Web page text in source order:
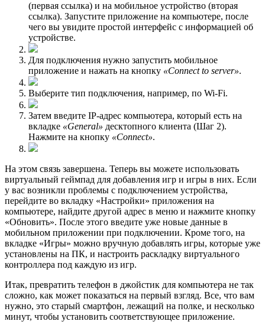
(первая ссылка) и на мобильное устройство (вторая
ссылка). Запустите приложение на компьютере, после
чего вы увидите простой интерфейс с информацией об
устройстве.
Для подключения нужно запустить мобильное
приложение и нажать на кнопку «Connect to server».
Выберите тип подключения, например, по Wi-Fi.
Затем введите IP-адрес компьютера, который есть на
вкладке «General» десктопного клиента (Шаг 2).
Нажмите на кнопку «Connect».
На этом связь завершена. Теперь вы можете использовать
виртуальный геймпад для добавления игр и игры в них. Если
у вас возникли проблемы с подключением устройства,
перейдите во вкладку «Настройки» приложения на
компьютере, найдите другой адрес в меню и нажмите кнопку
«Обновить». После этого введите уже новые данные в
мобильном приложении при подключении. Кроме того, на
вкладке «Игры» можно вручную добавлять игры, которые уже
установлены на ПК, и настроить раскладку виртуального
контроллера под каждую из игр.
Итак, превратить телефон в джойстик для компьютера не так
сложно, как может показаться на первый взгляд. Все, что вам
нужно, это старый смартфон, лежащий на полке, и несколько
минут, чтобы установить соответствующее приложение.